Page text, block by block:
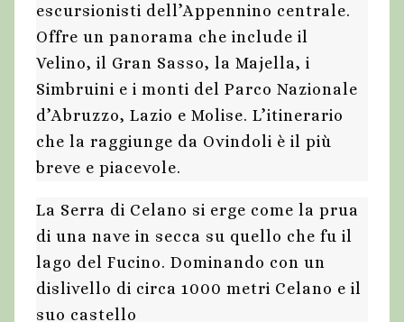
escursionisti dell’Appennino centrale.
Offre un panorama che include il
Velino, il Gran Sasso, la Majella, i
Simbruini e i monti del Parco Nazionale
d’Abruzzo, Lazio e Molise. L’itinerario
che la raggiunge da Ovindoli è il più
breve e piacevole.
La Serra di Celano si erge come la prua
di una nave in secca su quello che fu il
lago del Fucino. Dominando con un
dislivello di circa 1000 metri Celano e il
suo castello